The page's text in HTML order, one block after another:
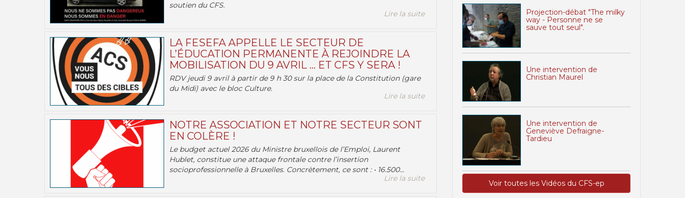
soutien du CFS.
Lire la suite
LA FESEFA APPELLE LE SECTEUR DE
L’ÉDUCATION PERMANENTE À REJOINDRE LA
MOBILISATION DU 9 AVRIL … ET CFS Y SERA !
RDV jeudi 9 avril à partir de 9 h 30 sur la place de la Constitution (gare
du Midi) avec le bloc Culture.
Lire la suite
NOTRE ASSOCIATION ET NOTRE SECTEUR SONT
EN COLÈRE !
Le budget actuel 2026 du Ministre bruxellois de l’Emploi, Laurent
Hublet, constitue une attaque frontale contre l’insertion
socioprofessionnelle à Bruxelles. Concrètement, ce sont : • 16.500...
Lire la suite
Projection-débat "The milky
way - Personne ne se
sauve tout seul".
Une intervention de
Christian Maurel
Une intervention de
Geneviève Defraigne-
Tardieu
Voir toutes les Vidéos du CFS-ep